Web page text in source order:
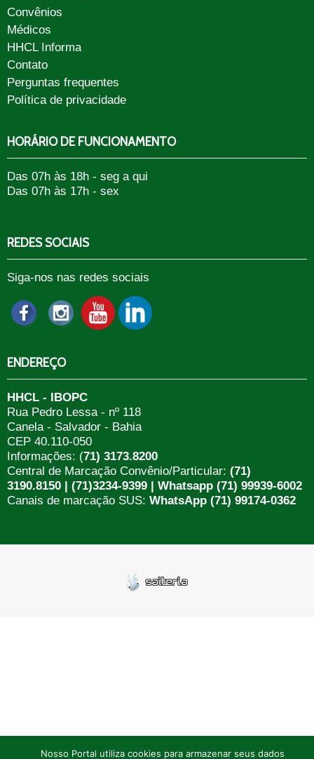
Convênios
Médicos
HHCL Informa
Contato
Perguntas frequentes
Política de privacidade
HORÁRIO DE FUNCIONAMENTO
Das 07h às 18h - seg a qui
Das 07h às 17h - sex
REDES SOCIAIS
Siga-nos nas redes sociais
ENDEREÇO
HHCL - IBOPC
Rua Pedro Lessa - nº 118
Canela - Salvador - Bahia
CEP 40.110-050
Informações: (71) 3173.8200
Central de Marcação Convênio/Particular: (71)
3190.8150 | (71)3234-9399 | Whatsapp (71) 99939-6002
Canais de marcação SUS: WhatsApp (71) 99174-0362
Nosso Portal utiliza cookies para armazenar seus dados